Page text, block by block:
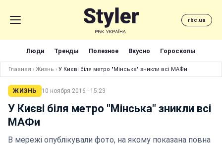
rbc.ua
Люди Тренды Полезное Вкусно Гороскопы
Главная › Жизнь › У Києві біля метро "Мінська" зникли всі МАФи
ЖИЗНЬ 10 ноября 2016 · 15:23
У Києві біля метро "Мінська" зникли всі
МАФи
В мережі опублікували фото, на якому показана повна